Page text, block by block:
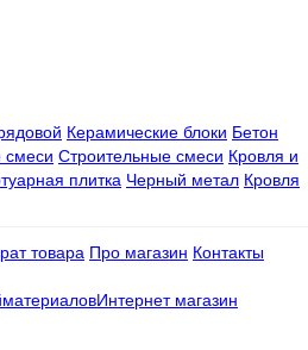
Керамические блоки Бетон
Строительные смеси Кровля и
плитка Черный метал Кровля
товара Про магазин Контакты
Интернет магазин